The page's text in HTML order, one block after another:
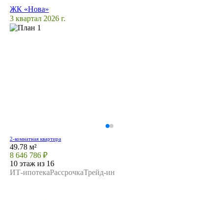
ЖК «Нова»
3 квартал 2026 г.
2-комнатная квартира
49.78 м²
8 646 786 ₽
10 этаж из 16
ИТ-ипотекаРассрочкаТрейд-ин